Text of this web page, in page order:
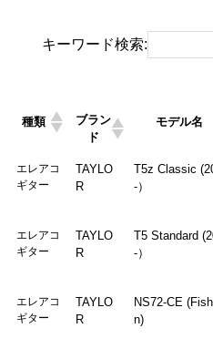
キーワード検索:
種類
ブラン
ド
モデル名
エレアコ
ギター
TAYLO
R
T5z Classic
-）
エレアコ
ギター
TAYLO
R
T5 Standard
-）
エレアコ
ギター
TAYLO
R
NS72-CE
n)